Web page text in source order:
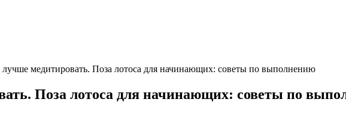
лучше медитировать. Поза лотоса для начинающих: советы по выполнению
Поза лотоса для начинающих: советы по